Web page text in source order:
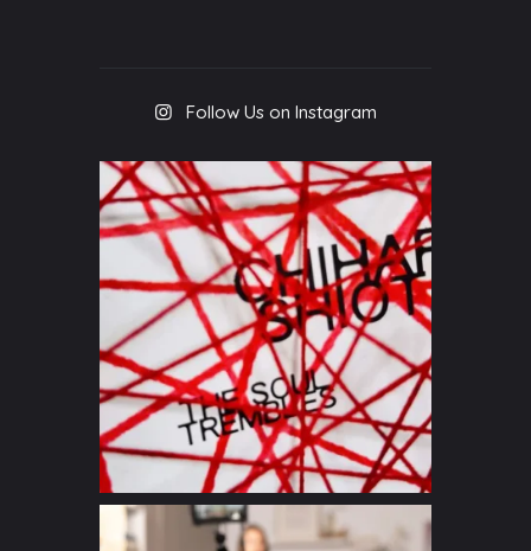
Follow Us on Instagram